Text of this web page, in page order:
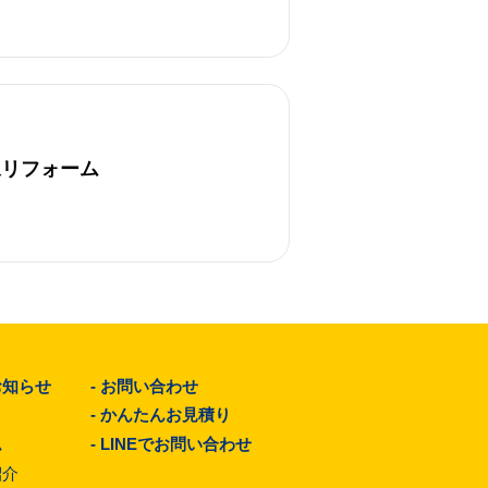
フォーム
らせ
- お問い合わせ
-かんたんお見積り
- LINEでお問い合わせ